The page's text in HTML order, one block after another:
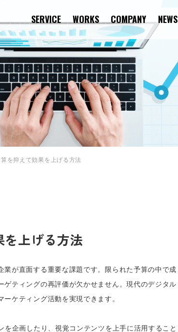
SERVICE WORKS COMPANY NEWS
を抑えて効果を上げる方法
上げる方法
が直面する重要な課題です。限られた予算の中で成
ティングの再評価が欠かせません。現代のデジタル
ケティング活動を実現できます。
企画したり、視覚コンテンツを上手に活用すること